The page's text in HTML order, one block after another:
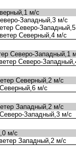
м/с
Западный,3 м/с
Северо-
Северный,4 м/с
Северо-Западный,1
Северо-
Северный,2 м/с
м/с
Западный,2 м/с
Западный,3 м/с
м/с
Западный,2 м/с